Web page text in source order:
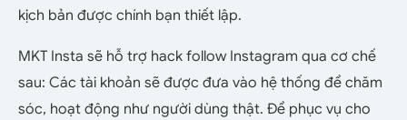
kịch bản được chính bạn thiết lập.
MKT Insta sẽ hỗ trợ hack follow Instagram qua cơ chế
sau: Các tài khoản sẽ được đưa vào hệ thống để chăm
sóc, hoạt động như người dùng thật. Để phục vụ cho